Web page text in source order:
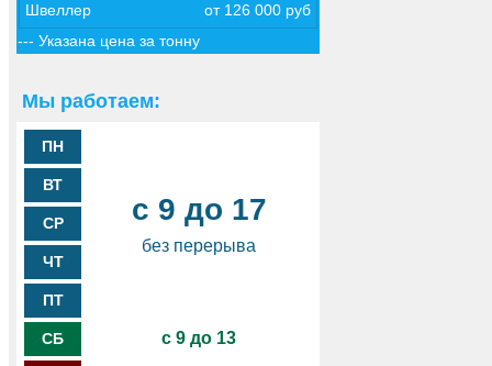
Швеллер
от 126 000 руб
--- Указана цена за тонну
Мы работаем:
ПН
с 9 до 17
без перерыва
ВТ
СР
ЧТ
ПТ
СБ с 9 до 13